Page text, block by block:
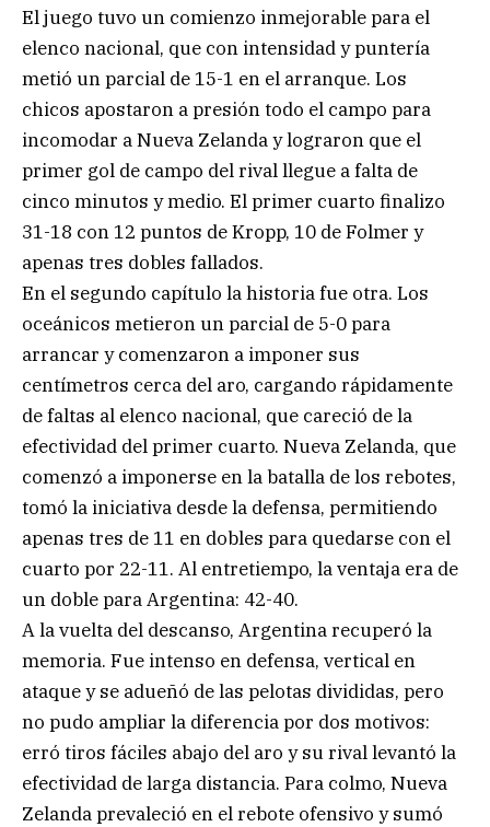
El juego tuvo un comienzo inmejorable para el
elenco nacional, que con intensidad y puntería
metió un parcial de 15-1 en el arranque. Los
chicos apostaron a presión todo el campo para
incomodar a Nueva Zelanda y lograron que el
primer gol de campo del rival llegue a falta de
cinco minutos y medio. El primer cuarto finalizo
31-18 con 12 puntos de Kropp, 10 de Folmer y
apenas tres dobles fallados.
En el segundo capítulo la historia fue otra. Los
oceánicos metieron un parcial de 5-0 para
arrancar y comenzaron a imponer sus
centímetros cerca del aro, cargando rápidamente
de faltas al elenco nacional, que careció de la
efectividad del primer cuarto. Nueva Zelanda, que
comenzó a imponerse en la batalla de los rebotes,
tomó la iniciativa desde la defensa, permitiendo
apenas tres de 11 en dobles para quedarse con el
cuarto por 22-11. Al entretiempo, la ventaja era de
un doble para Argentina: 42-40.
A la vuelta del descanso, Argentina recuperó la
memoria. Fue intenso en defensa, vertical en
ataque y se adueñó de las pelotas divididas, pero
no pudo ampliar la diferencia por dos motivos:
erró tiros fáciles abajo del aro y su rival levantó la
efectividad de larga distancia. Para colmo, Nueva
Zelanda prevaleció en el rebote ofensivo y sumó